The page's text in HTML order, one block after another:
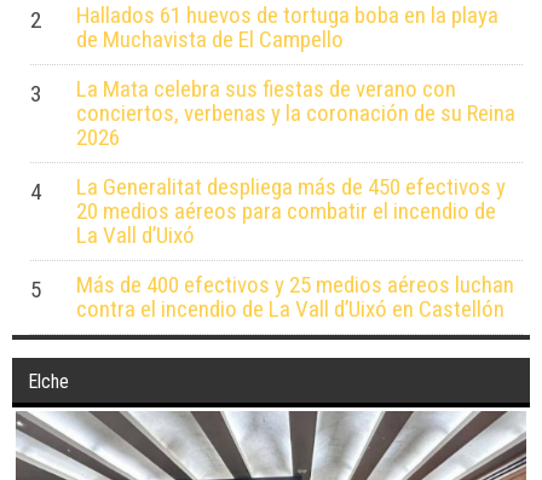
2
Hallados 61 huevos de tortuga boba en la playa
de Muchavista de El Campello
3
La Mata celebra sus fiestas de verano con
conciertos, verbenas y la coronación de su Reina
2026
4
La Generalitat despliega más de 450 efectivos y
20 medios aéreos para combatir el incendio de
La Vall d’Uixó
5
Más de 400 efectivos y 25 medios aéreos luchan
contra el incendio de La Vall d’Uixó en Castellón
Elche